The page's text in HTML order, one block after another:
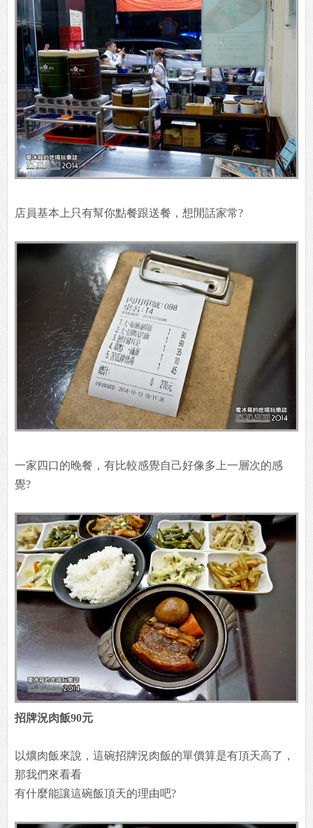
店員基本上只有幫你點餐跟送餐，想閒話家常?
一家四口的晚餐，有比較感覺自己好像多上一層次的感
覺?
招牌況肉飯90元
以爌肉飯來說，這碗招牌況肉飯的單價算是有頂天高了，
那我們來看看
有什麼能讓這碗飯頂天的理由吧?